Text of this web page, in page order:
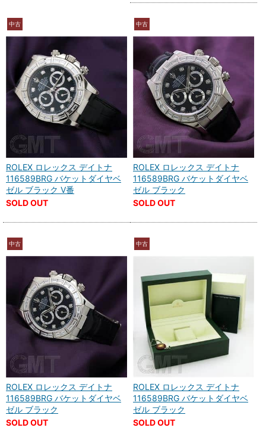
中古
ROLEX ロレックス デイトナ
116589BRG バケットダイヤベ
ゼル ブラック V番
SOLD OUT
中古
ROLEX ロレックス デイトナ
116589BRG バケットダイヤベ
ゼル ブラック
SOLD OUT
中古
ROLEX ロレックス デイトナ
116589BRG バケットダイヤベ
ゼル ブラック
SOLD OUT
中古
ROLEX ロレックス デイトナ
116589BRG バケットダイヤベ
ゼル ブラック
SOLD OUT